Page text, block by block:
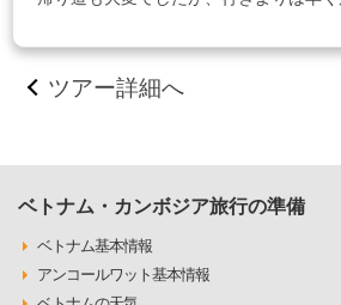
ツアー詳細へ
ベトナム・カンボジア旅行の準備
ベトナム基本情報
アンコールワット基本情報